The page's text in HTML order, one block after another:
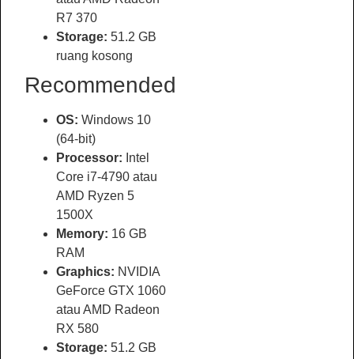
R7 370
Storage: 51.2 GB
ruang kosong
Recommended
OS: Windows 10
(64-bit)
Processor: Intel
Core i7-4790 atau
AMD Ryzen 5
1500X
Memory: 16 GB
RAM
Graphics: NVIDIA
GeForce GTX 1060
atau AMD Radeon
RX 580
Storage: 51.2 GB